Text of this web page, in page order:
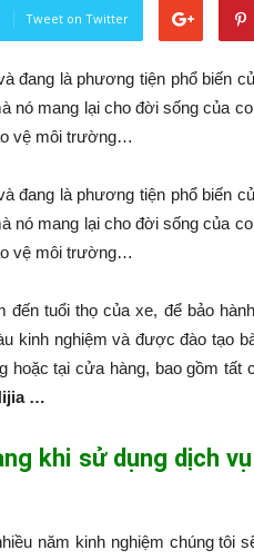
Tweet on Twitter
đang là phương tiện phổ biến
nó mang lại cho đời sống của
vệ môi trường…
đang là phương tiện phổ biến
nó mang lại cho đời sống của
vệ môi trường…
đến tuổi thọ của xe, để bảo
kinh nghiệm và được đào tạo
hoặc tại cửa hàng, bao gồm tất
…
khi sử dụng dịch
năm kinh nghiệm chúng tôi